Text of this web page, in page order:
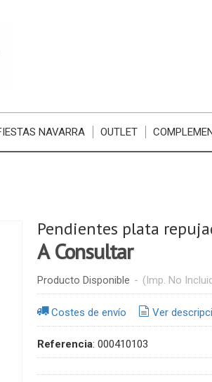
NAVARRA OUTLET
Pendientes plata
A Consultar
Producto Disponible - (Imp. No
Costes de envío Ver
Referencia: 000410103